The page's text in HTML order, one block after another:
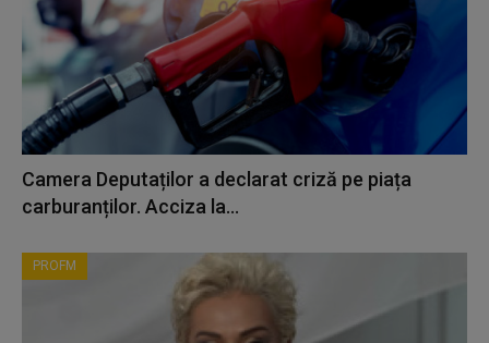
Camera Deputaților a declarat criză pe piața
carburanților. Acciza la...
PROFM